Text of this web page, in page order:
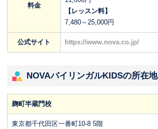
料金
【レッスン料】
7,480～25,000円
公式サイト https://www.nova.co.jp/
NOVAバイリンガルKIDSの所在地
麹町半蔵門校
東京都千代田区一番町10-8 5階